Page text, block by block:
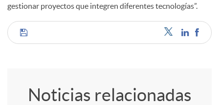
gestionar proyectos que integren diferentes tecnologías”.
C
Noticias relacionadas